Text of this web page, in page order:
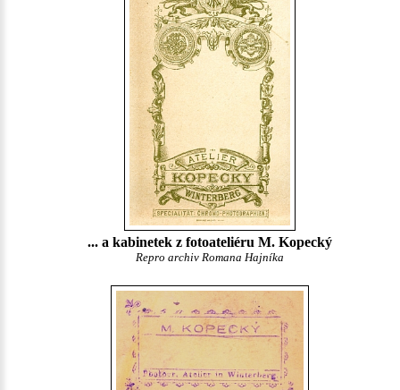
... a kabinetek z fotoateliéru M. Kopecký
Repro archiv Romana Hajníka